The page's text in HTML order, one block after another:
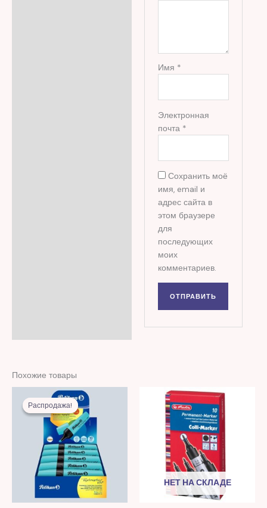
Имя *
Электронная
почта *
Сохранить моё
имя, email и
адрес сайта в
этом браузере
для
последующих
моих
комментариев.
Похожие товары
Распродажа!
Распродажа!
Первоначальная
цена
составляла
14,00 MDL.
НЕТ НА СКЛАДЕ